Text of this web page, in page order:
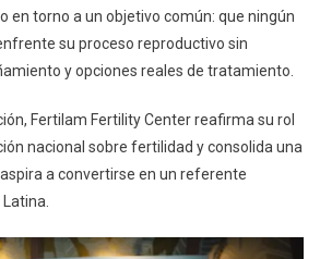
en torno a un objetivo común: que ningún
su proceso reproductivo sin
y opciones reales de tratamiento.
Fertilam Fertility Center reafirma su rol
nacional sobre fertilidad y consolida una
a convertirse en un referente